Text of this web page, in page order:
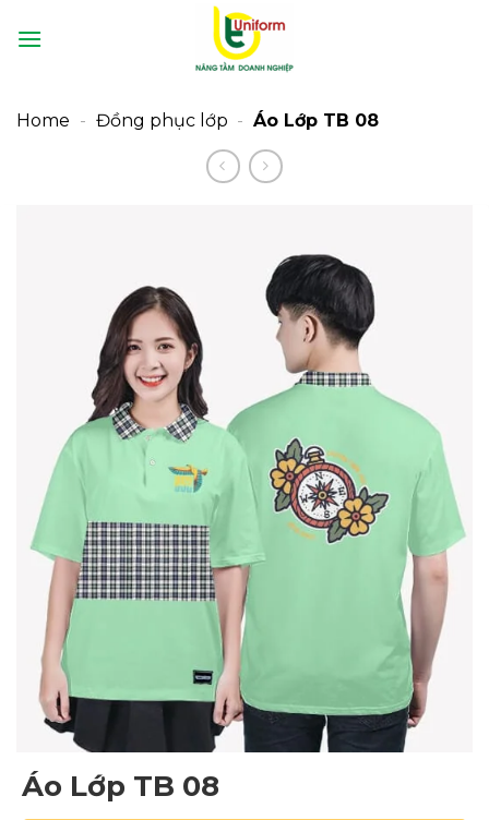
qua
Home - Đồng phục lớp - Áo Lớp TB 08
Áo Lớp TB 08